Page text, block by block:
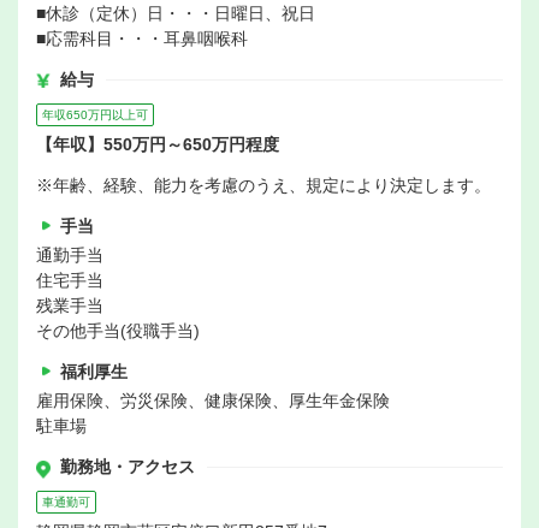
■休診（定休）日・・・日曜日、祝日
■応需科目・・・耳鼻咽喉科
給与
年収650万円以上可
【年収】550万円～650万円程度
※年齢、経験、能力を考慮のうえ、規定により決定します。
手当
通勤手当
住宅手当
残業手当
その他手当(役職手当)
福利厚生
雇用保険、労災保険、健康保険、厚生年金保険
駐車場
勤務地・アクセス
車通勤可